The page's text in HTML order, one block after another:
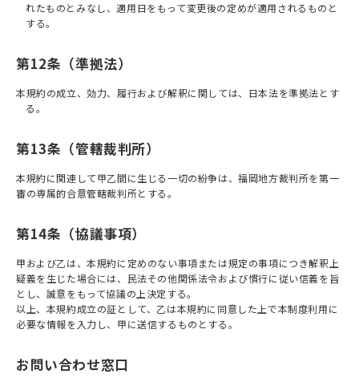
れたものとみなし、適⽤⽇をもって変更後の定めが適⽤されるものと
する。
第12条（準拠法）
本規約の成立、効力、履行および解釈に関しては、日本法を準拠法とす
る。
第13条（管轄裁判所）
本規約に関連して甲乙間に生じる一切の紛争は、福岡地方裁判所を第一
審の専属的合意管轄裁判所とする。
第14条（協議事項）
甲および乙は、本規約に定めのない事項または規定の事項につき解釈上
疑義を生じた場合には、⺠法その他関係法令および慣行に従い信義を旨
とし、誠意をもって協議の上決定する。
以上、本規約成立の証として、乙は本規約に同意した上で本制度利用に
必要な情報を入力し、甲に送信するものとする。
お問い合わせ窓口